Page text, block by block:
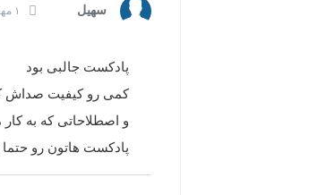
سهیل ۱ مهر ۱۳۹۵ | ۰۰:۲۳
پادکست جالبی بود
کمی رو کیفیت صداش
و اصطلاحاتی که به
پادکست هاتون رو حتما